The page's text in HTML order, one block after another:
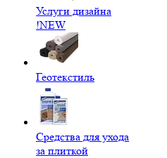
Услуги дизайна
!NEW
Геотекстиль
Средства для ухода
за плиткой